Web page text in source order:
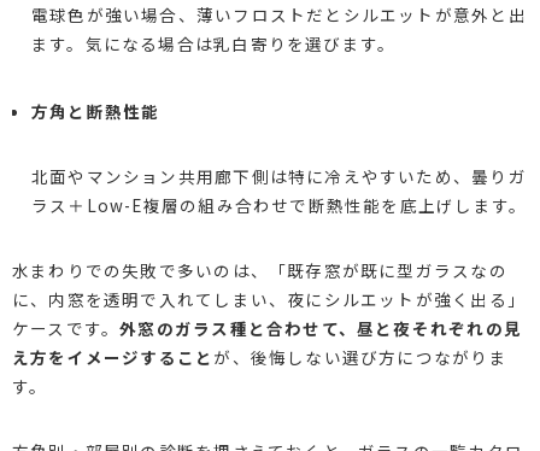
電球色が強い場合、薄いフロストだとシルエットが意外と出
ます。気になる場合は乳白寄りを選びます。
方角と断熱性能
北面やマンション共用廊下側は特に冷えやすいため、曇りガ
ラス＋Low-E複層の組み合わせで断熱性能を底上げします。
水まわりでの失敗で多いのは、「既存窓が既に型ガラスなの
に、内窓を透明で入れてしまい、夜にシルエットが強く出る」
ケースです。外窓のガラス種と合わせて、昼と夜それぞれの見
え方をイメージすること が、後悔しない選び方につながりま
す。